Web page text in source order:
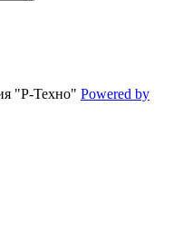
"Р-Техно" Powered by